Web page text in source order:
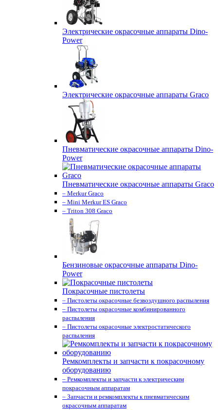
Электрические окрасочные аппараты Dino-
Power
Электрические окрасочные аппараты Graco
Пневматические окрасочные аппараты Dino-
Power
Пневматические окрасочные аппараты Graco
– Merkur Graco
– Mini Merkur ES Graco
– Triton 308 Graco
Бензиновые окрасочные аппараты Dino-
Power
Покрасочные пистолеты
– Пистолеты окрасочные безвоздушного распыления
– Пистолеты окрасочные комбинированного
распыления
– Пистолеты окрасочные электростатического
распыления
Ремкомплекты и запчасти к покрасочному
оборудованию
– Ремкомплекты и запчасти к электрическим
покрасочным аппаратам
– Запчасти и ремкомплекты к пневматическим
окрасочным аппаратам